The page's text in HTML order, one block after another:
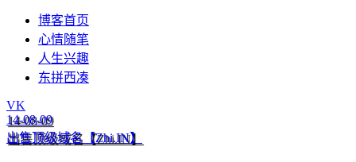
博客首页
心情随笔
人生兴趣
东拼西凑
VK
14-08-09
出售顶级域名【Zhi.IN】